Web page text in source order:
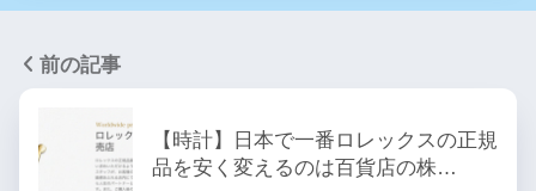
前の記事
【時計】日本で一番ロレックスの正規
品を安く変えるのは百貨店の株…